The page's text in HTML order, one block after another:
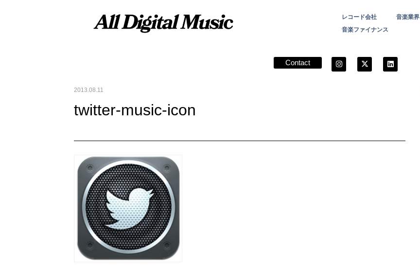
レコード会社 音楽業界
音楽ファイナンス
Contact
2013.08.11
twitter-music-icon